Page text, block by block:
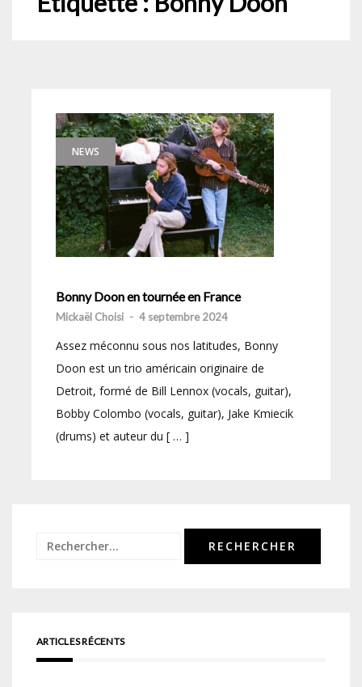
NEWS
Bonny Doon en tournée en France
Mickaël Choisi - 4 septembre 2024
Assez méconnu sous nos latitudes, Bonny
Doon est un trio américain originaire de
Detroit, formé de Bill Lennox (vocals, guitar),
Bobby Colombo (vocals, guitar), Jake Kmiecik
(drums) et auteur du [ … ]
Rechercher :
ARTICLES RÉCENTS